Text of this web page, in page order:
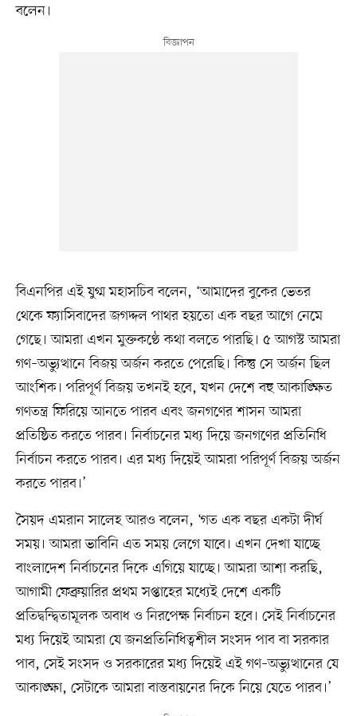
বলেন।
বিএনপির এই যুগ্ম মহাসচিব বলেন, ‘আমাদের বুকের ভেতর
থেকে ফ্যাসিবাদের জগদ্দল পাথর হয়তো এক বছর আগে নেমে
গেছে। আমরা এখন মুক্তকণ্ঠে কথা বলতে পারছি। ৫ আগস্ট আমরা
গণ–অভ্যুত্থানে বিজয় অর্জন করতে পেরেছি। কিন্তু সে অর্জন ছিল
আংশিক। পরিপূর্ণ বিজয় তখনই হবে, যখন দেশে বহু আকাঙ্ক্ষিত
গণতন্ত্র ফিরিয়ে আনতে পারব এবং জনগণের শাসন আমরা
প্রতিষ্ঠিত করতে পারব। নির্বাচনের মধ্য দিয়ে জনগণের প্রতিনিধি
নির্বাচন করতে পারব। এর মধ্য দিয়েই আমরা পরিপূর্ণ বিজয় অর্জন
করতে পারব।’
সৈয়দ এমরান সালেহ আরও বলেন, ‘গত এক বছর একটা দীর্ঘ
সময়। আমরা ভাবিনি এত সময় লেগে যাবে। এখন দেখা যাচ্ছে
বাংলাদেশ নির্বাচনের দিকে এগিয়ে যাচ্ছে। আমরা আশা করছি,
আগামী ফেব্রুয়ারির প্রথম সপ্তাহের মধ্যেই দেশে একটি
প্রতিদ্বন্দ্বিতামূলক অবাধ ও নিরপেক্ষ নির্বাচন হবে। সেই নির্বাচনের
মধ্য দিয়েই আমরা যে জনপ্রতিনিধিত্বশীল সংসদ পাব বা সরকার
পাব, সেই সংসদ ও সরকারের মধ্য দিয়েই এই গণ–অভ্যুত্থানের যে
আকাঙ্ক্ষা, সেটাকে আমরা বাস্তবায়নের দিকে নিয়ে যেতে পারব।’